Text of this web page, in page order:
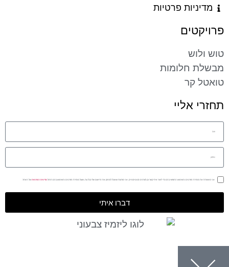
מדיניות פרטיות
פרויקטים
טוש ולוש
מבשלת חלומות
טואטל קר
תחזרי אליי
אני מאשר/ת את מסירת הפרטים והשימוש החופשי בהם כדי ליצור איתי קשר וכן לצרכים סטטיסטיים, אני מודע/ת שאוכל למחוק את הרישום שלי בכל עת, ושעל מסירת הפרטים והשימוש בהם תחול מדיניות הפרטיות של האתר.
דברו איתי